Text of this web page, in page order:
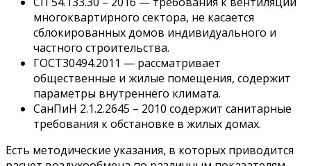
многоквартирного сектора, не касается
сблокированных домов индивидуального и
частного строительства.
ГОСТ30494.2011 — рассматривает
общественные и жилые помещения, содержит
параметры внутреннего климата.
СанПиН 2.1.2.2645 – 2010 содержит санитарные
требования к обстановке в жилых домах.
Есть методические указания, в которых приводится